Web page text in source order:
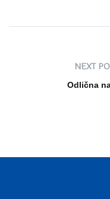
NEXT
Odlična